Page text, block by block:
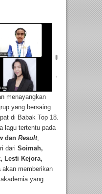
menayangkan
yang bersaing
di Babak Top 18.
lagu tertentu pada
dan Result,
dari Soimah,
Lesti Kejora,
akan memberikan
yang